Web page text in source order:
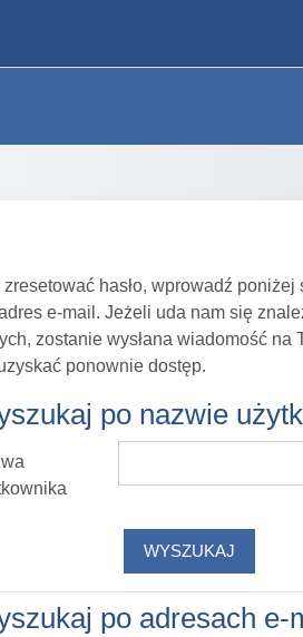
zresetować hasło, wprowadź
e-mail. Jeżeli uda nam się
zostanie wysłana wiadomość na
ponownie dostęp.
po nazwie
po nazwie
po adresach e-
po adresach e-